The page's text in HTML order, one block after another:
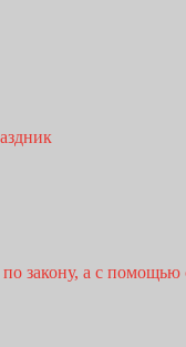
закону, а с